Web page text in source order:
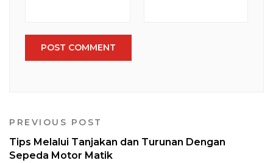
PREVIOUS POST
Tips Melalui Tanjakan dan Turunan Dengan
Sepeda Motor Matik